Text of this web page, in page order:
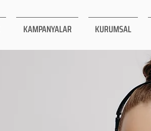
KAMPANYALAR KURUMSAL